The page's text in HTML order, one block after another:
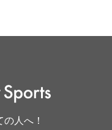
人へ！